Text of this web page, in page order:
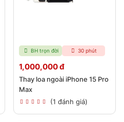
BH trọn đời 30 phút
1,000,000 đ
Thay loa ngoài iPhone 15 Pro
Max
(1 đánh giá)